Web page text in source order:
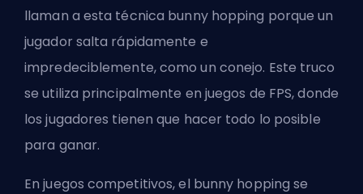
llaman a esta técnica bunny hopping porque un
jugador salta rápidamente e
impredeciblemente, como un conejo. Este truco
se utiliza principalmente en juegos de FPS, donde
los jugadores tienen que hacer todo lo posible
para ganar.
En juegos competitivos, el bunny hopping se